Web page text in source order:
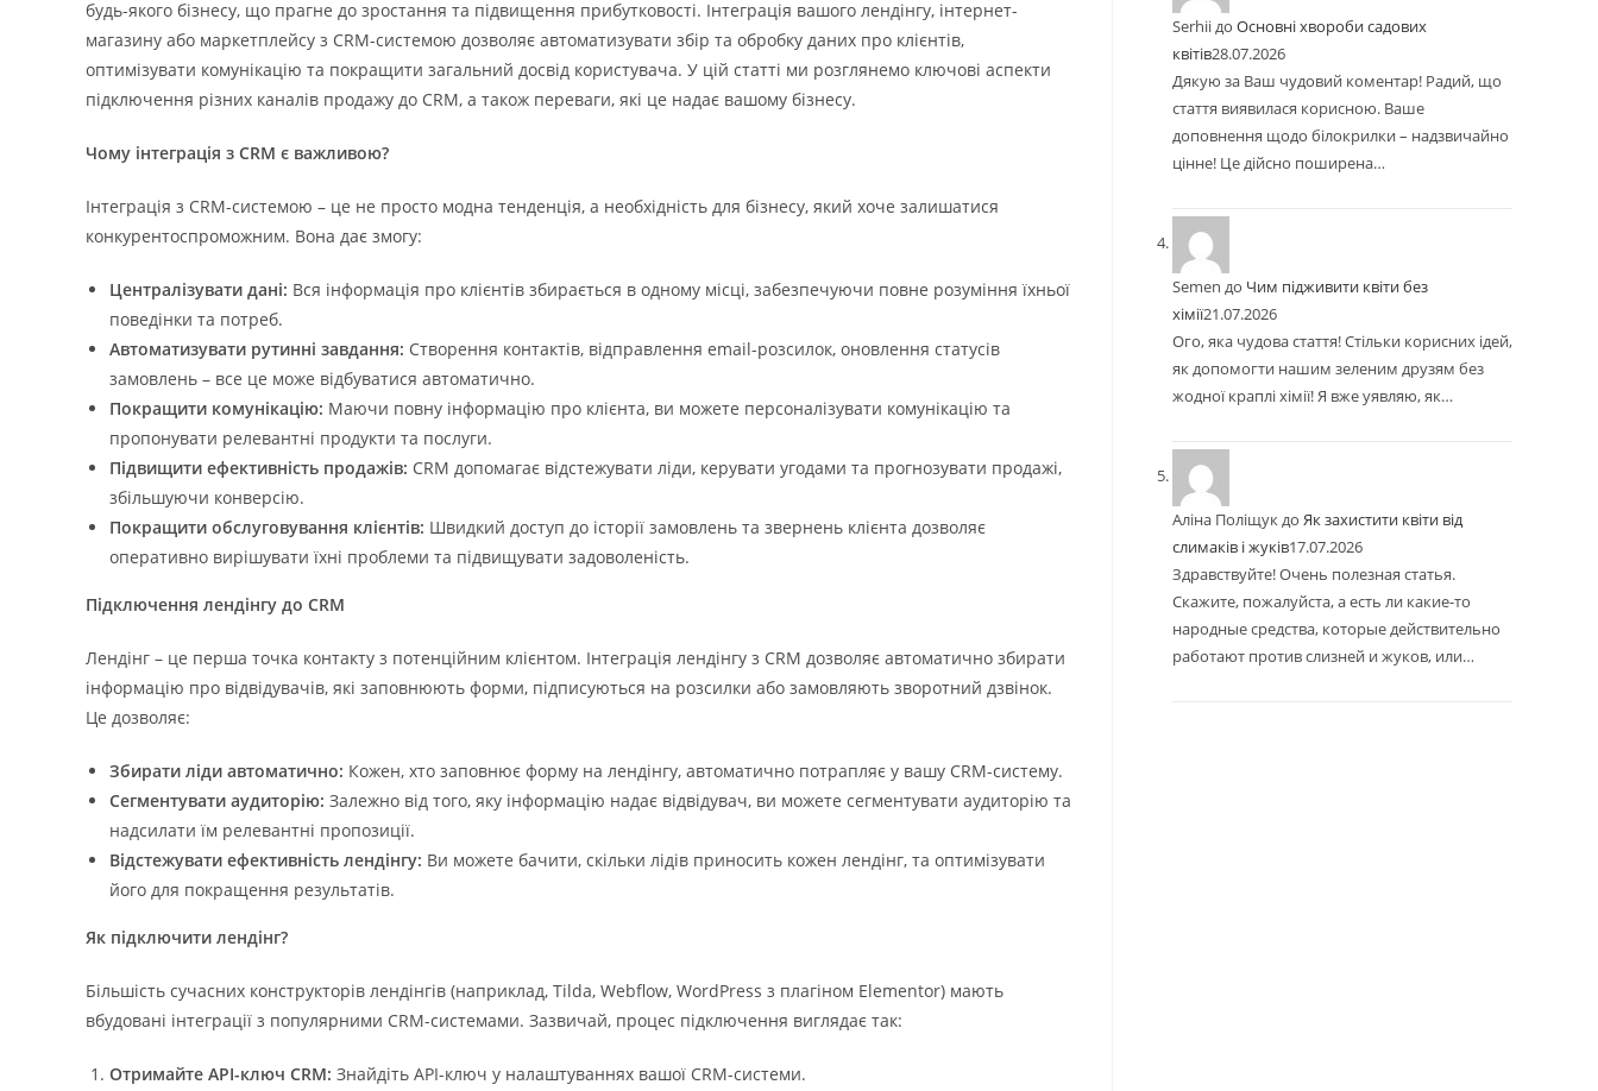
будь-якого бізнесу, що прагне до зростання та підвищення прибутковості. Інтеграція вашого лендінгу, інтернет-
магазину або маркетплейсу з CRM-системою дозволяє автоматизувати збір та обробку даних про клієнтів,
оптимізувати комунікацію та покращити загальний досвід користувача. У цій статті ми розглянемо ключові аспекти
підключення різних каналів продажу до CRM, а також переваги, які це надає вашому бізнесу.
Чому інтеграція з CRM є важливою?
Інтеграція з CRM-системою – це не просто модна тенденція, а необхідність для бізнесу, який хоче залишатися
конкурентоспроможним. Вона дає змогу:
Централізувати дані: Вся інформація про клієнтів збирається в одному місці, забезпечуючи повне розуміння їхньої
поведінки та потреб.
Автоматизувати рутинні завдання: Створення контактів, відправлення email-розсилок, оновлення статусів
замовлень – все це може відбуватися автоматично.
Покращити комунікацію: Маючи повну інформацію про клієнта, ви можете персоналізувати комунікацію та
пропонувати релевантні продукти та послуги.
Підвищити ефективність продажів: CRM допомагає відстежувати ліди, керувати угодами та прогнозувати продажі,
збільшуючи конверсію.
Покращити обслуговування клієнтів: Швидкий доступ до історії замовлень та звернень клієнта дозволяє
оперативно вирішувати їхні проблеми та підвищувати задоволеність.
Підключення лендінгу до CRM
Лендінг – це перша точка контакту з потенційним клієнтом. Інтеграція лендінгу з CRM дозволяє автоматично збирати
інформацію про відвідувачів, які заповнюють форми, підписуються на розсилки або замовляють зворотний дзвінок.
Це дозволяє:
Збирати ліди автоматично: Кожен, хто заповнює форму на лендінгу, автоматично потрапляє у вашу CRM-систему.
Сегментувати аудиторію: Залежно від того, яку інформацію надає відвідувач, ви можете сегментувати аудиторію та
надсилати їм релевантні пропозиції.
Відстежувати ефективність лендінгу: Ви можете бачити, скільки лідів приносить кожен лендінг, та оптимізувати
його для покращення результатів.
Як підключити лендінг?
Більшість сучасних конструкторів лендінгів (наприклад, Tilda, Webflow, WordPress з плагіном Elementor) мають
вбудовані інтеграції з популярними CRM-системами. Зазвичай, процес підключення виглядає так:
Отримайте API-ключ CRM: Знайдіть API-ключ у налаштуваннях вашої CRM-системи.
Serhiiдо Основні хвороби садових
квітів28.07.2026
Дякую за Ваш чудовий коментар! Радий, що
стаття виявилася корисною. Ваше
доповнення щодо білокрилки – надзвичайно
цінне! Це дійсно поширена…
Semen до Чим підживити квіти без
хімії21.07.2026
Ого, яка чудова стаття! Стільки корисних ідей,
як допомогти нашим зеленим друзям без
жодної краплі хімії! Я вже уявляю, як…
Аліна Поліщукдо Як захистити квіти від
слимаків і жуків17.07.2026
Здравствуйте! Очень полезная статья.
Скажите, пожалуйста, а есть ли какие-то
народные средства, которые действительно
работают против слизней и жуков, или…